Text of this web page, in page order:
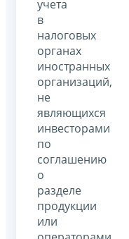
учета
в
налоговых
органах
иностранных
организаций,
не
являющихся
инвесторами
по
соглашению
о
разделе
продукции
или